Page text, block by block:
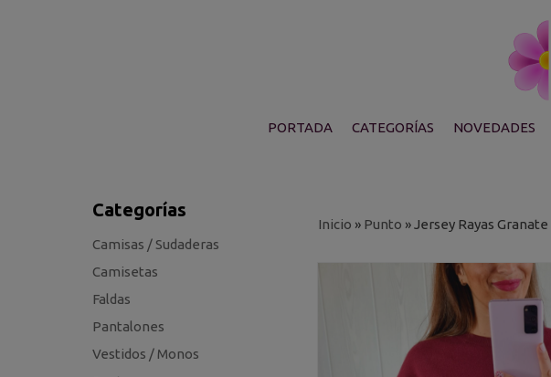
PORTADA CATEGORÍAS NOVEDADES
Categorías
Camisas / Sudaderas
Camisetas
Faldas
Pantalones
Vestidos / Monos
Inicio » Punto »Jersey Rayas Granate